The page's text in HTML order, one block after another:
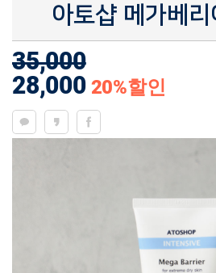
아토샵 메가베
35,000
28,000 20%할인